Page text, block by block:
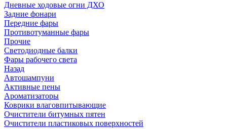
Дневные ходовые огни ДХО
Задние фонари
Передние фары
Противотуманные фары
Прочие
Светодиодные балки
Фары рабочего света
Назад
Автошампуни
Активные пены
Ароматизаторы
Коврики влаговпитывающие
Очистители битумных пятен
Очистители пластиковых поверхностей